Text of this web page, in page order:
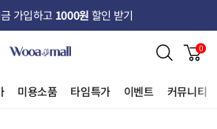
가입하고 1000원 할인 받기
미용소품 타임특가 이벤트 커뮤니티
0